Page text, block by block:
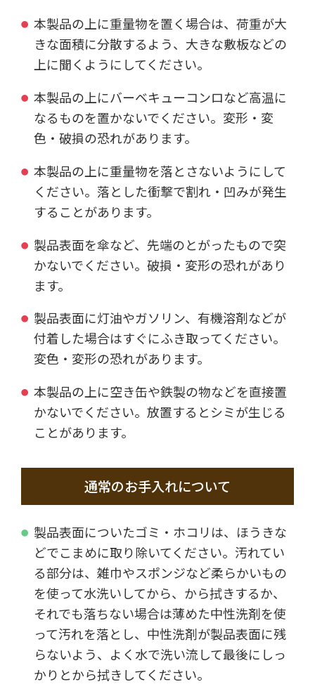
本製品の上に重量物を置く場合は、荷重が大
きな面積に分散するよう、大きな敷板などの
上に聞くようにしてください。
本製品の上にバーベキューコンロなど高温に
なるものを置かないでください。変形・変
色・破損の恐れがあります。
本製品の上に重量物を落とさないようにして
ください。落とした衝撃で割れ・凹みが発生
することがあります。
製品表面を傘など、先端のとがったもので突
かないでください。破損・変形の恐れがあり
ます。
製品表面に灯油やガソリン、有機溶剤などが
付着した場合はすぐにふき取ってください。
変色・変形の恐れがあります。
本製品の上に空き缶や鉄製の物などを直接置
かないでください。放置するとシミが生じる
ことがあります。
通常のお手入れについて
製品表面についたゴミ・ホコリは、ほうきな
どでこまめに取り除いてください。汚れてい
る部分は、雑巾やスポンジなど柔らかいもの
を使って水洗いしてから、から拭きするか、
それでも落ちない場合は薄めた中性洗剤を使
って汚れを落とし、中性洗剤が製品表面に残
らないよう、よく水で洗い流して最後にしっ
かりとから拭きしてください。